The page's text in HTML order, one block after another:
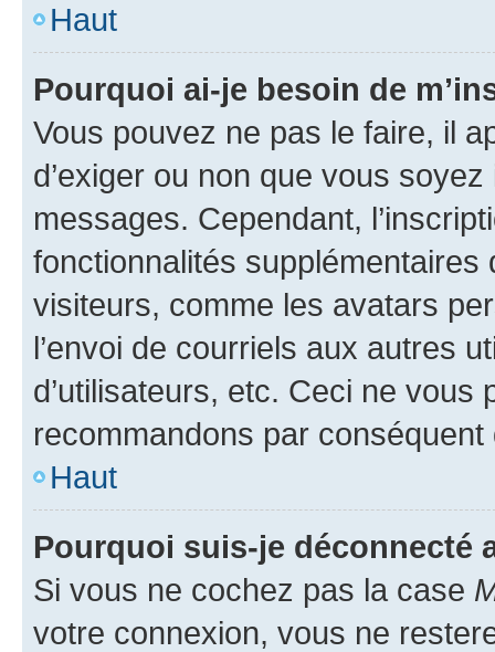
Haut
Pourquoi ai-je besoin de
Vous pouvez ne pas le faire, il
d’exiger ou non que vous
messages. Cependant,
fonctionnalités
visiteurs, comme les avatars
l’envoi de courriels aux autres
d’utilisateurs, etc. Ceci ne vous
recommandons par conséquent
Haut
Pourquoi suis-je déconnecté
Si vous ne cochez pas la case
votre connexion, vous ne